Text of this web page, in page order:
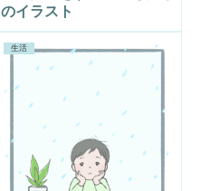
のイラスト
生活